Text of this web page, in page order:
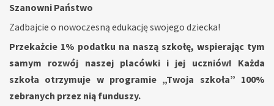
Szanowni Państwo
Zadbajcie o nowoczesną edukację swojego dziecka!
Przekażcie 1% podatku na naszą szkołę, wspierając tym
samym rozwój naszej placówki i jej uczniów! Każda
szkoła otrzymuje w programie „Twoja szkoła” 100%
zebranych przez nią funduszy.